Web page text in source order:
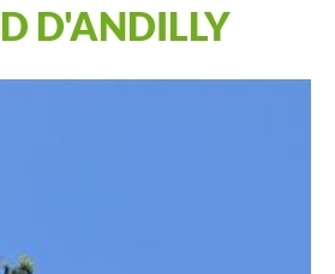
D'ANDILLY